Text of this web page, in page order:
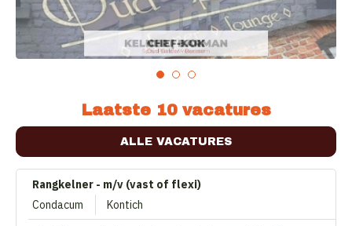
Laatste 10 vacatures
ALLE VACATURES
Rangkelner - m/v (vast of flexi)
Condacum
Kontich